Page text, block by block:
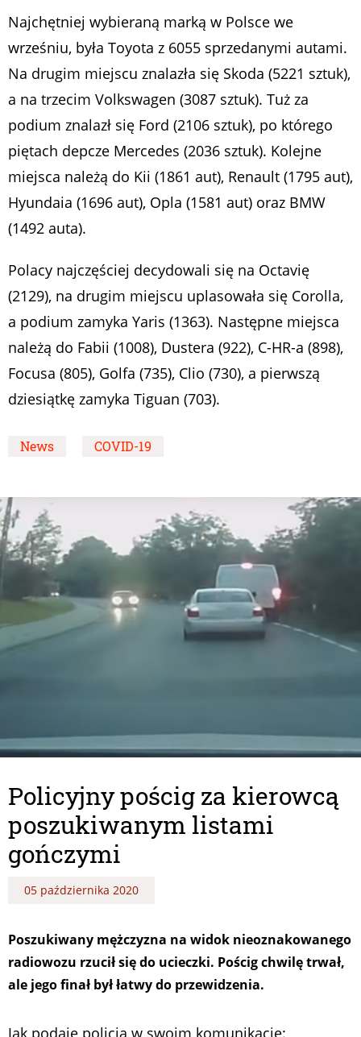
Najchętniej wybieraną marką w Polsce we
wrześniu, była Toyota z 6055 sprzedanymi autami.
Na drugim miejscu znalazła się Skoda (5221 sztuk),
a na trzecim Volkswagen (3087 sztuk). Tuż za
podium znalazł się Ford (2106 sztuk), po którego
piętach depcze Mercedes (2036 sztuk). Kolejne
miejsca należą do Kii (1861 aut), Renault (1795 aut),
Hyundaia (1696 aut), Opla (1581 aut) oraz BMW
(1492 auta).
Polacy najczęściej decydowali się na Octavię
(2129), na drugim miejscu uplasowała się Corolla,
a podium zamyka Yaris (1363). Następne miejsca
należą do Fabii (1008), Dustera (922), C-HR-a (898),
Focusa (805), Golfa (735), Clio (730), a pierwszą
dziesiątkę zamyka Tiguan (703).
News COVID-19
Policyjny pościg za kierowcą
poszukiwanym listami
gończymi
05 października 2020
Poszukiwany mężczyzna na widok nieoznakowanego
radiowozu rzucił się do ucieczki. Pościg chwilę trwał,
ale jego finał był łatwy do przewidzenia.
Jak podaje policja w swoim komunikacie: